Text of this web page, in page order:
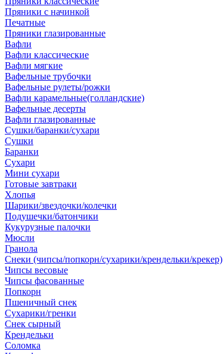
Пряники с начинкой
Печатные
Пряники глазированные
Вафли
Вафли классические
Вафли мягкие
Вафельные трубочки
Вафельные рулеты/рожки
Вафли карамельные(голландские)
Вафельные десерты
Вафли глазированные
Сушки/баранки/сухари
Сушки
Баранки
Сухари
Мини сухари
Готовые завтраки
Хлопья
Шарики/звездочки/колечки
Подушечки/батончики
Кукурузные палочки
Мюсли
Гранола
Снеки (чипсы/попкорн/сухарики/крендельки/крекер)
Чипсы весовые
Чипсы фасованные
Попкорн
Пшеничный снек
Сухарики/гренки
Снек сырный
Крендельки
Соломка